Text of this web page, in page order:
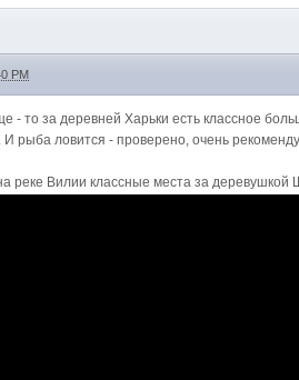
PM
- то за деревней Харьки есть классное
И рыба ловится - проверено, очень
реке Вилии классные места за деревушкой